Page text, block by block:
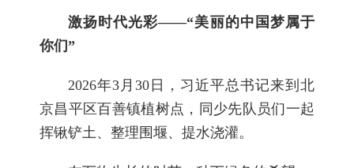
激扬时代光彩——“美丽的中国梦属于
你们”
2026年3月30日，习近平总书记来到北
京昌平区百善镇植树点，同少先队员们一起
挥锹铲土、整理围堰、提水浇灌。